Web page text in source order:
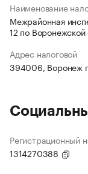
Наименование
Межрайонная
12 по
Адрес налоговой
394006, Воронеж
Регистрационный
1314270388